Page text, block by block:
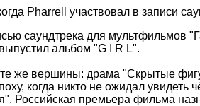
Pharrell участвовал в записи
саундтрека для мультфильмов
альбом "G I R L".
же вершины: драма "Скрытые
когда никто не ожидал
Российская премьера фильма